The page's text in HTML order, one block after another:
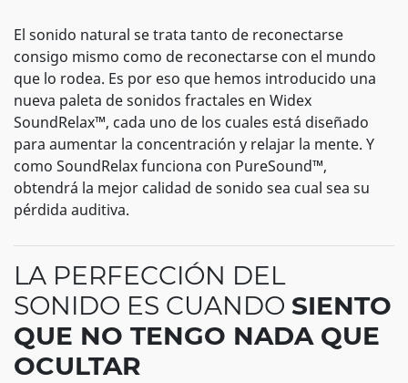
El sonido natural se trata tanto de reconectarse
consigo mismo como de reconectarse con el mundo
que lo rodea. Es por eso que hemos introducido una
nueva paleta de sonidos fractales en Widex
SoundRelax™, cada uno de los cuales está diseñado
para aumentar la concentración y relajar la mente. Y
como SoundRelax funciona con PureSound™,
obtendrá la mejor calidad de sonido sea cual sea su
pérdida auditiva.
LA PERFECCIÓN DEL
SONIDO ES CUANDO SIENTO
QUE NO TENGO NADA QUE
OCULTAR